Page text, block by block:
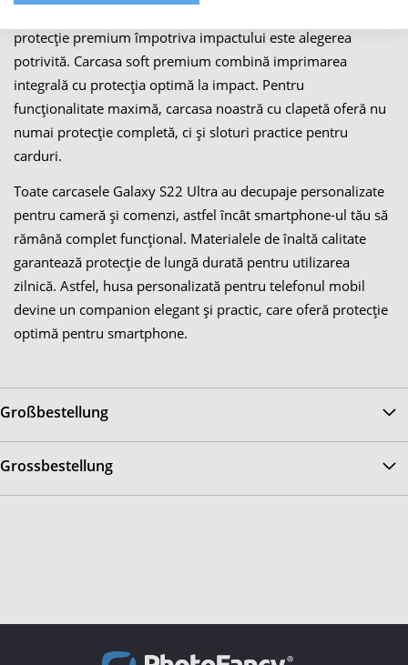
protecție premium împotriva impactului este alegerea
potrivită. Carcasa soft premium combină imprimarea
integrală cu protecția optimă la impact. Pentru
funcționalitate maximă, carcasa noastră cu clapetă oferă nu
numai protecție completă, ci și sloturi practice pentru
carduri.
Toate carcasele Galaxy S22 Ultra au decupaje personalizate
pentru cameră și comenzi, astfel încât smartphone-ul tău să
rămână complet funcțional. Materialele de înaltă calitate
garantează protecție de lungă durată pentru utilizarea
zilnică. Astfel, husa personalizată pentru telefonul mobil
devine un companion elegant și practic, care oferă protecție
optimă pentru smartphone.
Großbestellung
Grossbestellung